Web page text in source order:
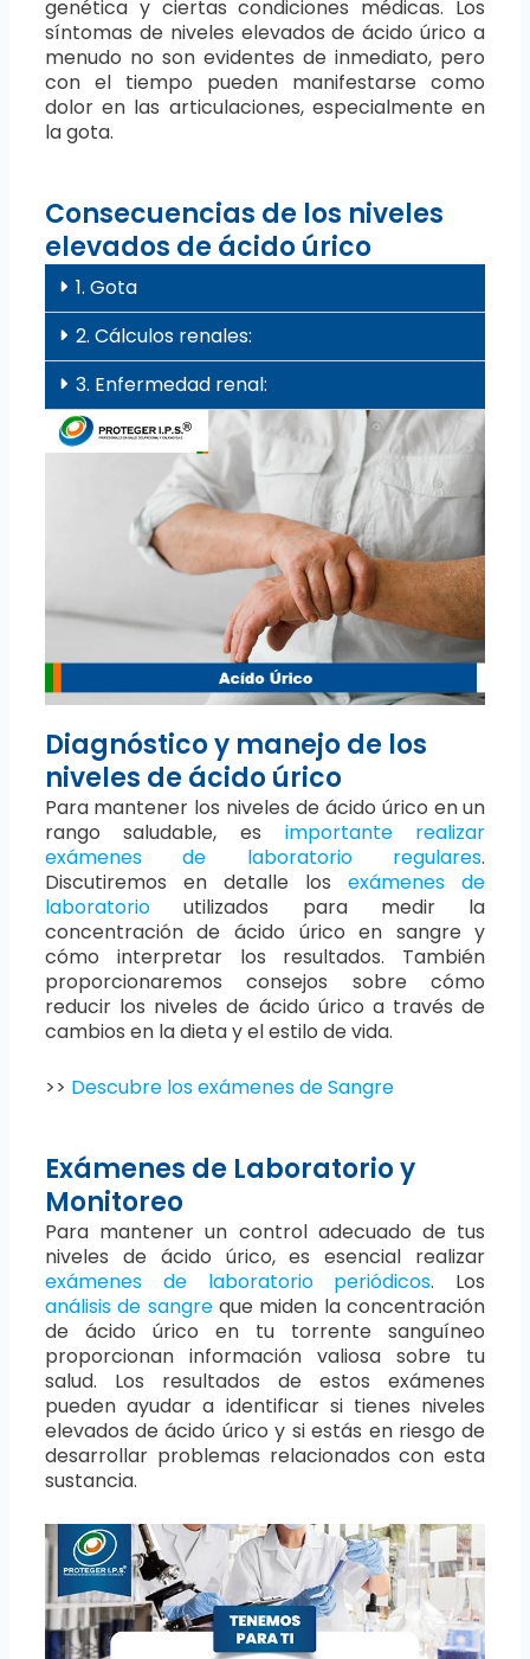
genética y ciertas condiciones médicas. Los
síntomas de niveles elevados de ácido úrico a
menudo no son evidentes de inmediato, pero
con el tiempo pueden manifestarse como
dolor en las articulaciones, especialmente en
la gota.
Consecuencias de los niveles
elevados de ácido úrico
1. Gota
2. Cálculos renales:
3. Enfermedad renal:
Diagnóstico y manejo de los
niveles de ácido úrico
Para mantener los niveles de ácido úrico en un
rango saludable, es importante realizar
exámenes de laboratorio regulares.
Discutiremos en detalle losexámenes de
laboratorioutilizados para medir la
concentración de ácido úrico en sangre y
cómo interpretar los resultados. También
proporcionaremos consejos sobre cómo
reducir los niveles de ácido úrico a través de
cambios en la dieta y el estilo de vida.
>> Descubre los exámenes de Sangre
Exámenes de Laboratorio y
Monitoreo
Para mantener un control adecuado de tus
niveles de ácido úrico, es esencial realizar
exámenes de laboratorio periódicos. Los
análisis de sangreque miden la concentración
de ácido úrico en tu torrente sanguíneo
proporcionan información valiosa sobre tu
salud. Los resultados de estos exámenes
pueden ayudar a identificar si tienes niveles
elevados de ácido úrico y si estás en riesgo de
desarrollar problemas relacionados con esta
sustancia.